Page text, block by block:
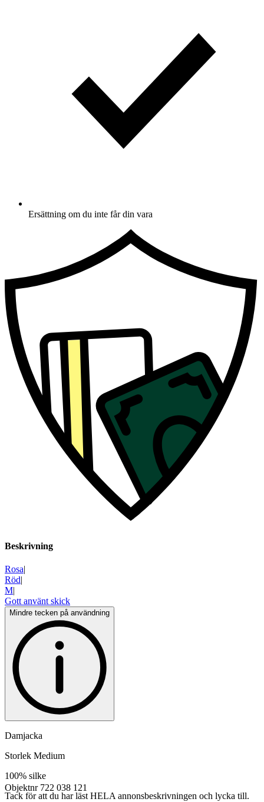
Ersättning om du inte får din vara
Beskrivning
Rosa|
Röd|
M|
Gott använt skick
Mindre tecken på användning
Damjacka
Storlek Medium
100% silke
Tack för att du har läst HELA annonsbeskrivningen och lycka till.
Objektnr 722 038 121